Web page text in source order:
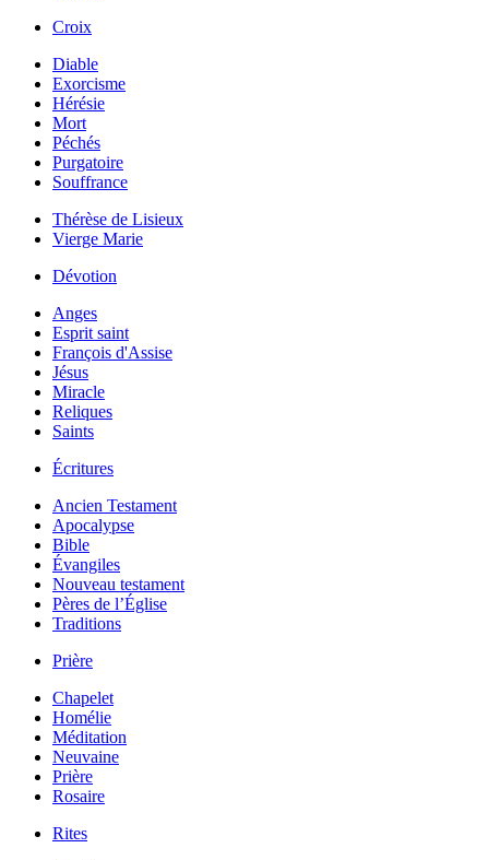
Croix
Diable
Exorcisme
Hérésie
Mort
Péchés
Purgatoire
Souffrance
Thérèse de Lisieux
Vierge Marie
Dévotion
Anges
Esprit saint
François d'Assise
Jésus
Miracle
Reliques
Saints
Écritures
Ancien Testament
Apocalypse
Bible
Évangiles
Nouveau testament
Pères de l’Église
Traditions
Prière
Chapelet
Homélie
Méditation
Neuvaine
Prière
Rosaire
Rites